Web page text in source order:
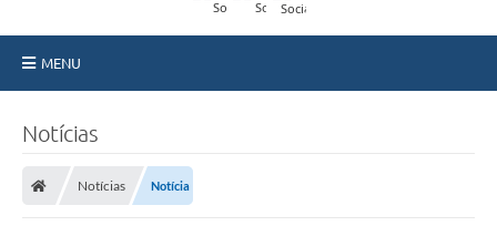
MENU
Notícias
Notícias Notícia